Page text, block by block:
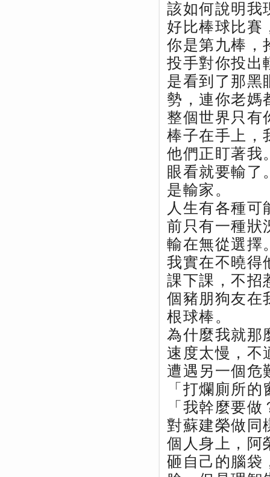
該如何說明我
好比棒球比賽
你是第九棒，
投手對你投出
是看到了那黑
勢，連你老媽
整個世界只有
棒子在手上，
他們正盯著我
眼看就要輸了
是輸家。
人生有各種
前只有一種狀
輸在無從選擇
我實在不曉得
課下課，不招
個豬朋狗友在
根球棒。
為什麼我就那
速度太慢，不
遭遇另一個危
「打爛廁所
「我幹麼要
對蘇建榮做同
個人身上，阿
砸自己的腦袋